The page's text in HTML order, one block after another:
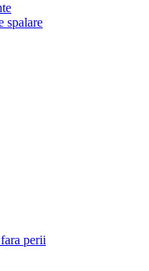
spalare
perii